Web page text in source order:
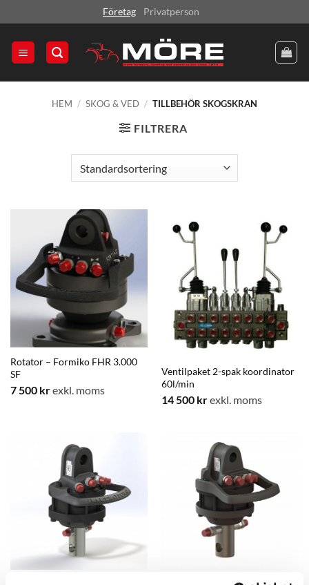
to
content
Företag Privatperson
HEM / SKOG & VED / TILLBEHÖR SKOGSKRAN
FILTRERA
Rotator – Formiko FHR 3.000
SF
7 500 krexkl. moms
Ventilpaket 2-spak koordinator
60l/min
14 500 krexkl. moms